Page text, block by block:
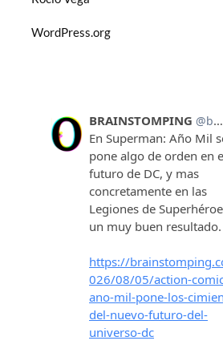
WordPress.org